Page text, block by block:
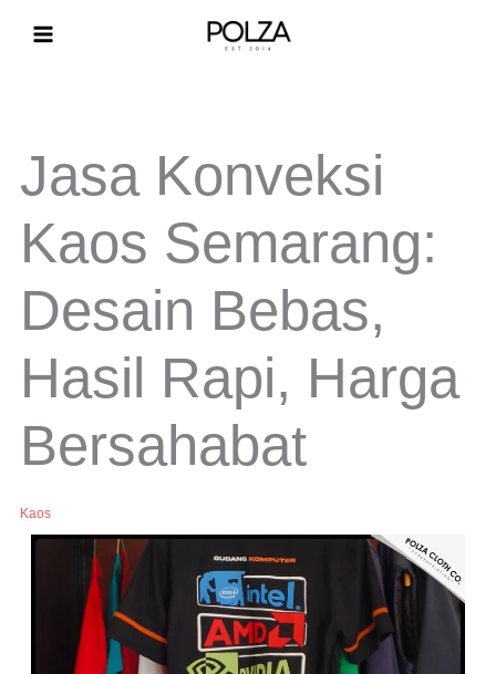
Jasa Konveksi
Kaos Semarang:
Desain Bebas,
Hasil Rapi, Harga
Bersahabat
Kaos